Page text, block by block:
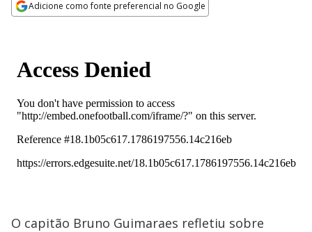
Adicione como fonte preferencial no Google
O capitão Bruno Guimaraes refletiu sobre